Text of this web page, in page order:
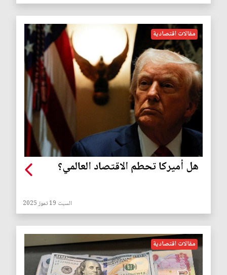
مقالات اقتصادية
هل أميركا تحطم الاقتصاد العالمي؟
السبت 19 تموز 2025
مقالات اقتصادية